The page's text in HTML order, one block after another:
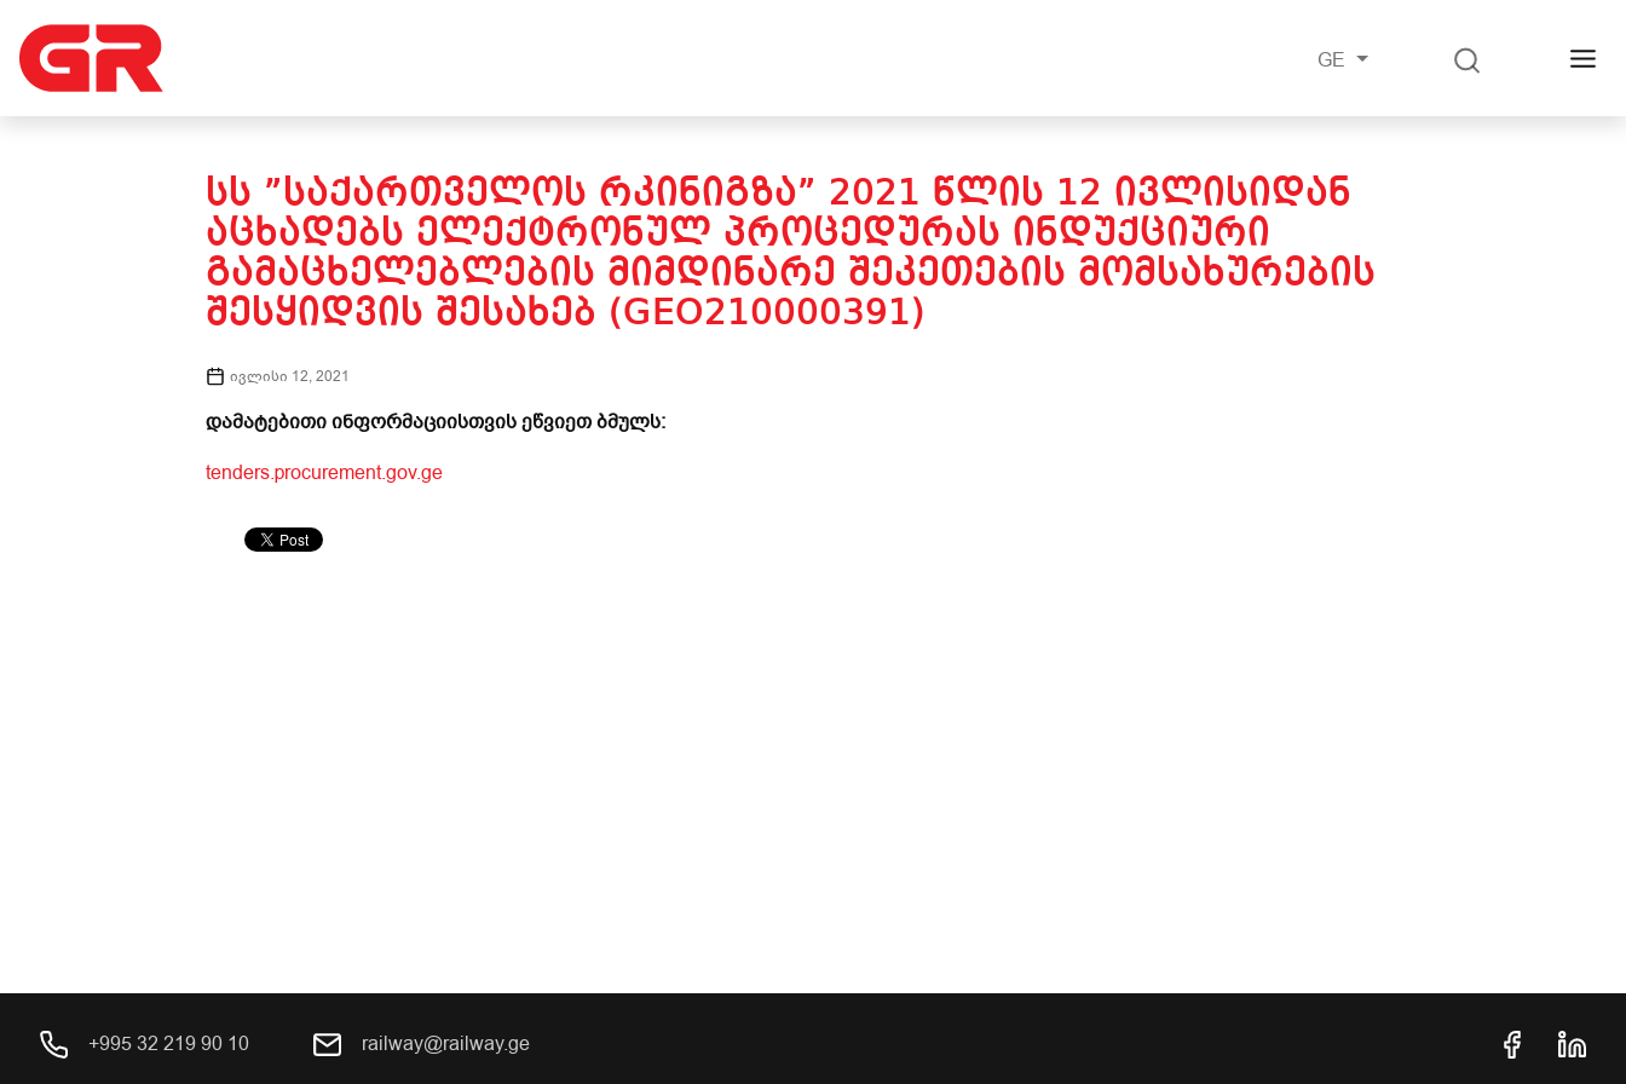
GE
ᲡᲡ ”ᲡᲐᲥᲐᲠᲗᲕᲔᲚᲝᲡ ᲠᲙᲘᲜᲘᲒᲖᲐ” 2021 ᲬᲚᲘᲡ 12 ᲘᲕᲚᲘᲡᲘᲓᲐᲜ
ᲐᲪᲮᲐᲓᲔᲑᲡ ᲔᲚᲔᲥᲢᲠᲝᲜᲣᲚ ᲞᲠᲝᲪᲔᲓᲣᲠᲐᲡ ᲘᲜᲓᲣᲥᲪᲘᲣᲠᲘ
ᲒᲐᲛᲐᲪᲮᲔᲚᲔᲑᲚᲔᲑᲘᲡ ᲛᲘᲛᲓᲘᲜᲐᲠᲔ ᲨᲔᲙᲔᲗᲔᲑᲘᲡ ᲛᲝᲛᲡᲐᲮᲣᲠᲔᲑᲘᲡ
ᲨᲔᲡᲧᲘᲓᲕᲘᲡ ᲨᲔᲡᲐᲮᲔᲑ (GEO210000391)
ივლისი 12, 2021
დამატებითი ინფორმაციისთვის ეწვიეთ ბმულს:
tenders.procurement.gov.ge
+995 32 219 90 10 railway@railway.ge